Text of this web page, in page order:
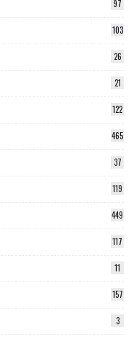
97
103
26
21
122
465
37
119
449
117
11
157
3